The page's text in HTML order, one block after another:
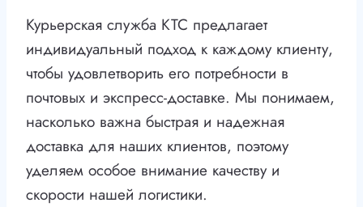
Курьерская служба КТС предлагает
индивидуальный подход к каждому клиенту,
чтобы удовлетворить его потребности в
почтовых и экспресс-доставке. Мы понимаем,
насколько важна быстрая и надежная
доставка для наших клиентов, поэтому
уделяем особое внимание качеству и
скорости нашей логистики.